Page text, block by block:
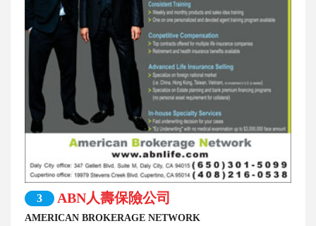
3 ABN人壽保險公司
AMERICAN BROKERAGE NETWORK